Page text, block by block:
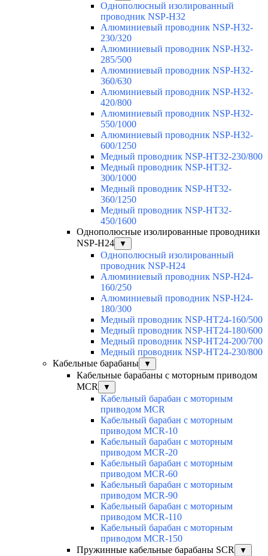
Однополюсный изолированный
проводник NSP-H32
Алюминиевый проводник NSP-H32-
230/320
Алюминиевый проводник NSP-H32-
285/500
Алюминиевый проводник NSP-H32-
360/630
Алюминиевый проводник NSP-H32-
420/800
Алюминиевый проводник NSP-H32-
550/1000
Алюминиевый проводник NSP-H32-
600/1250
Медный проводник NSP-HT32-230/800
Медный проводник NSP-HT32-
300/1000
Медный проводник NSP-HT32-
360/1250
Медный проводник NSP-HT32-
450/1600
Однополюсные изолированные проводники
NSP-H24
▼
Однополюсный изолированный
проводник NSP-H24
Алюминиевый проводник NSP-H24-
160/250
Алюминиевый проводник NSP-H24-
180/300
Медный проводник NSP-HT24-160/500
Медный проводник NSP-HT24-180/600
Медный проводник NSP-HT24-200/700
Медный проводник NSP-HT24-230/800
Кабельные барабаны
▼
Кабельные барабаны с моторным приводом
MCR
▼
Кабельный барабан с моторным
приводом MCR
Кабельный барабан с моторным
приводом MCR-10
Кабельный барабан с моторным
приводом MCR-20
Кабельный барабан с моторным
приводом MCR-60
Кабельный барабан с моторным
приводом MCR-90
Кабельный барабан с моторным
приводом MCR-110
Кабельный барабан с моторным
приводом MCR-150
Пружинные кабельные барабаны SCR
▼